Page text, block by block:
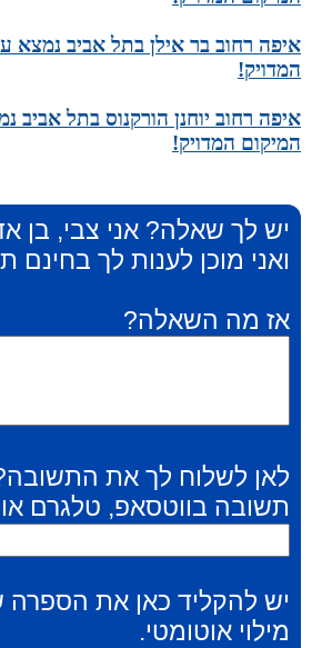
איפה רחוב בר אילן בתל אביב נמצא
המדויק!
איפה רחוב יוחנן הורקנוס בתל אביב
המיקום המדויק!
יש לך שאלה? אני צבי, בן
ואני מוכן לענות לך בחינם
אז מה השאלה?
לאן לשלוח לך את
תשובה בווטסאפ, טלגרם
יש להקליד כאן את הספרה
מילוי אוטומטי.